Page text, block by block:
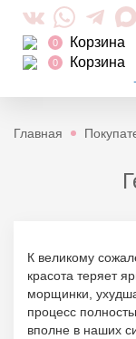
0 Корзина
0 Корзина
Главная
К великому
красота теряет
морщинки,
процесс
вполне в наших